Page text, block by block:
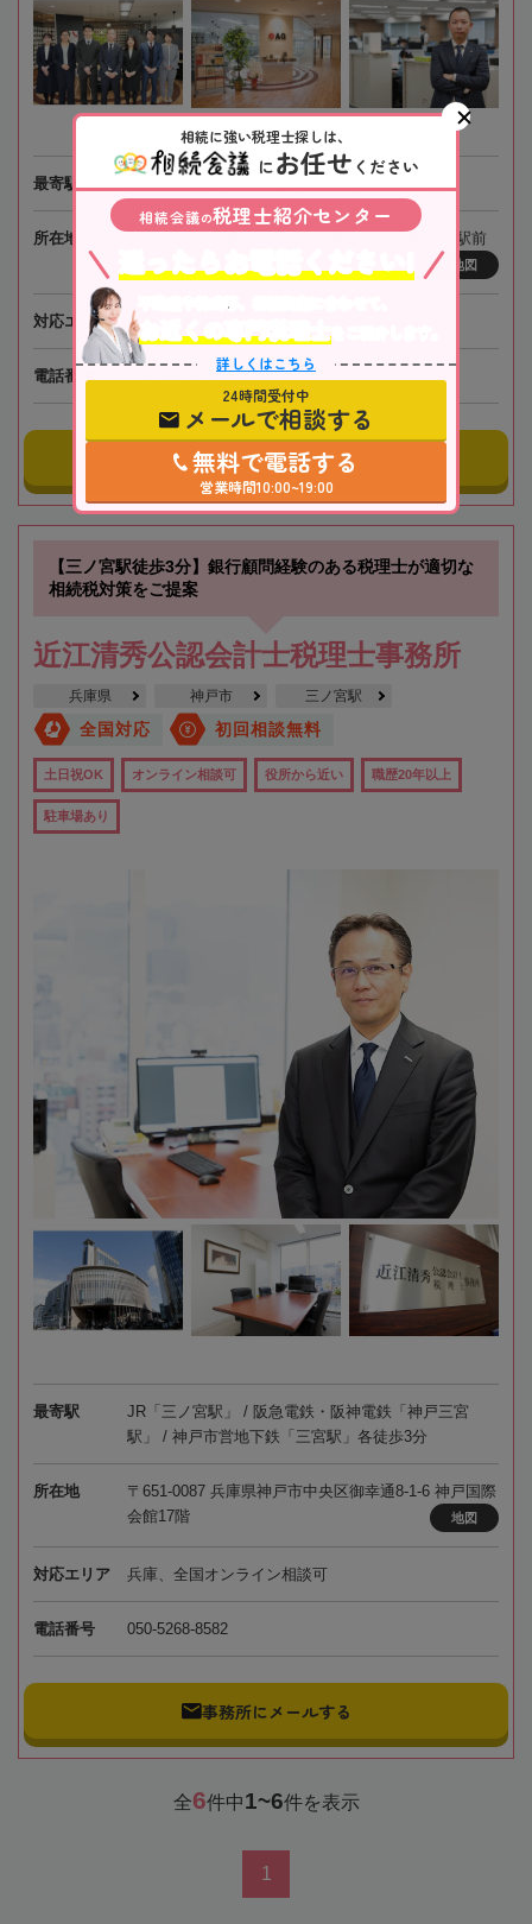
最寄駅
所在地
〒564-0063 大阪府吹田市江坂町1-13-33 HF江坂駅前
地図
対応エリア 大阪、全国オンライン相談可
電話番号 050-5447-4695
事務所にメールする
【三ノ宮駅徒歩3分】銀行顧問経験のある税理士が適切な
相続税対策をご提案
近江清秀公認会計士税理士事務所
兵庫県 神戸市 三ノ宮駅
全国対応 初回相談無料
土日祝OK オンライン相談可 役所から近い 職歴20年以上
駐車場あり
最寄駅
JR「三ノ宮駅」 / 阪急電鉄・阪神電鉄「神戸三宮
駅」 / 神戸市営地下鉄「三宮駅」各徒歩3分
所在地
〒651-0087 兵庫県神戸市中央区御幸通8-1-6 神戸国際
会館17階
地図
対応エリア 兵庫、全国オンライン相談可
電話番号 050-5268-8582
事務所にメールする
全6件中1~6件を表示
1
相続に強い税理士探しは、
にお任せ ください
相続会議の税理士紹介センター
不動産や株式等、相続資産に合わせて、
お近くの専門税理士 をご紹介します。
詳しくはこちら
24時間受付中
メールで相談する
無料で電話する
営業時間10:00~19:00